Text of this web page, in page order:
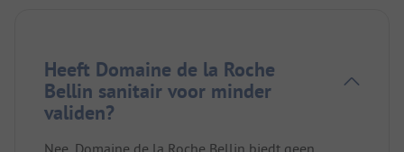
Heeft Domaine de la Roche
Bellin sanitair voor minder
validen?